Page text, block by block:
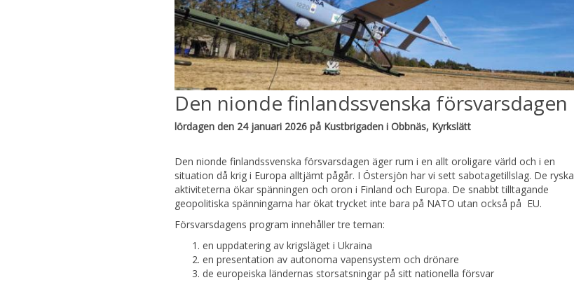
Den nionde finlandssvenska försvarsdagen
lördagen den 24 januari 2026 på Kustbrigaden i Obbnäs, Kyrkslätt
Den nionde finlandssvenska försvarsdagen äger rum i en allt oroligare värld och i en
situation då krig i Europa alltjämt pågår. I Östersjön har vi sett sabotagetillslag. De ryska
aktiviteterna ökar spänningen och oron i Finland och Europa. De snabbt tilltagande
geopolitiska spänningarna har ökat trycket inte bara på NATO utan också på EU.
Försvarsdagens program innehåller tre teman:
en uppdatering av krigsläget i Ukraina
en presentation av autonoma vapensystem och drönare
de europeiska ländernas storsatsningar på sitt nationella försvar